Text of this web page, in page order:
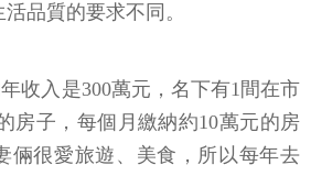
品質的要求不同。
收入是300萬元，名下有1間在市
房子，每個月繳納約10萬元的房
倆很愛旅遊、美食，所以每年去